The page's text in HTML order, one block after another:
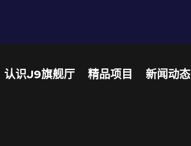
认识J9旗舰厅 精品项目 新闻动态